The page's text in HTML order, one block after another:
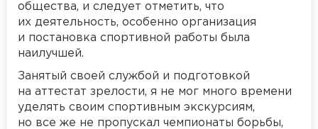
общества, и следует отметить, что
их деятельность, особенно организация
и постановка спортивной работы была
наилучшей.
Занятый своей службой и подготовкой
на аттестат зрелости, я не мог много времени
уделять своим спортивным экскурсиям,
но все же не пропускал чемпионаты борьбы,